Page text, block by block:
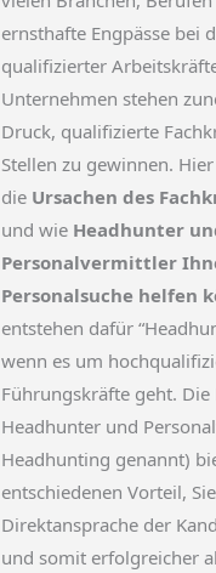
ernsthafte Engpässe bei
qualifizierter
Unternehmen stehen
Druck, qualifizierte
Stellen zu gewinnen.
die Ursachen des
und wie Headhunter
Personalvermittler
Personalsuche helfen
entstehen dafür
wenn es um
Führungskräfte geht.
Headhunter und
Headhunting genannt)
entschiedenen Vorteil,
Direktansprache der
und somit erfolgreicher